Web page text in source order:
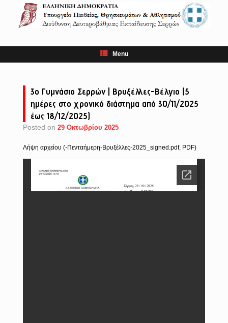
content
Menu
3ο Γυμνάσιο Σερρών | Βρυξέλλες-Βέλγιο (5
ημέρες στο χρονικό διάστημα από 30/11/2025
έως 18/12/2025)
Posted on 29 Οκτωβρίου 2025
Λήψη αρχείου (-Πενταήμερη-Βρυξέλλες-2025_signed.pdf, PDF)